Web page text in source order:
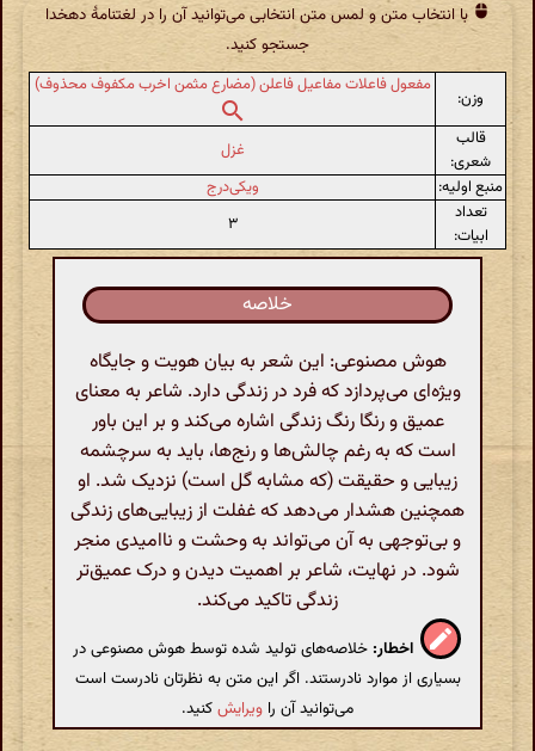
با انتخاب متن و لمس متن انتخابی می‌توانید آن را در لغتنامهٔ دهخدا
جستجو کنید.
وزن:
مفعول فاعلات مفاعیل فاعلن (مضارع مثمن اخرب مکفوف محذوف)
قالب
شعری:
غزل
منبع اولیه:
ویکی‌درج
تعداد
ابیات:
۳
خلاصه
هوش مصنوعی: این شعر به بیان هویت و جایگاه
ویژه‌ای می‌پردازد که فرد در زندگی دارد. شاعر به معنای
عمیق و رنگا رنگ زندگی اشاره می‌کند و بر این باور
است که به رغم چالش‌ها و رنج‌ها، باید به سرچشمه
زیبایی و حقیقت (که مشابه گل است) نزدیک شد. او
همچنین هشدار می‌دهد که غفلت از زیبایی‌های زندگی
و بی‌توجهی به آن می‌تواند به وحشت و ناامیدی منجر
شود. در نهایت، شاعر بر اهمیت دیدن و درک عمیق‌تر
زندگی تاکید می‌کند.
اخطار: خلاصه‌های تولید شده توسط هوش مصنوعی در
بسیاری از موارد نادرستند. اگر این متن به نظرتان نادرست است
می‌توانید آن را ویرایشکنید.